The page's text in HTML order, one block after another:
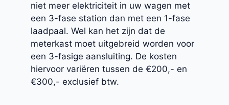
niet meer elektriciteit in uw wagen met
een 3-fase station dan met een 1-fase
laadpaal. Wel kan het zijn dat de
meterkast moet uitgebreid worden voor
een 3-fasige aansluiting. De kosten
hiervoor variëren tussen de €200,- en
€300,- exclusief btw.